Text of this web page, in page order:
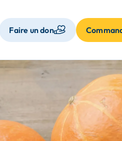
Faire un don